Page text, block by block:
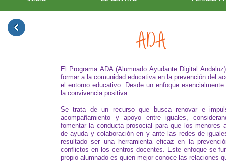
ADA
El Programa ADA (Alumnado Ayudante Digital
formar a la comunidad educativa en la prevención del
el entorno educativo. Desde un enfoque
la convivencia positiva.
Se trata de un recurso que busca renovar e
acompañamiento y apoyo entre iguales,
fomentar la conducta prosocial para que los menores
de ayuda y colaboración en y ante las redes de
resultado ser una herramienta eficaz en la
conflictos en los centros docentes. Este enfoque se
propio alumnado es quien mejor conoce las relaciones